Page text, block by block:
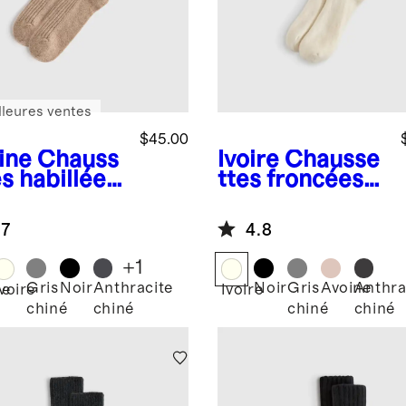
Chauss
habillées
$45.00
ventes
Gris
chiné
NoirAnthracite
chiné
+1
Ivoire Chausse
ttes froncées
de Mongolie
4.8
IvoireNoirGris
chiné
Avoine
chiné